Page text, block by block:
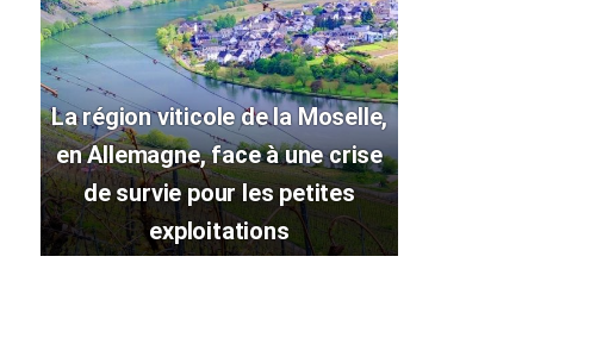
La région viticole de la Moselle,
en Allemagne, face à une crise
de survie pour les petites
exploitations